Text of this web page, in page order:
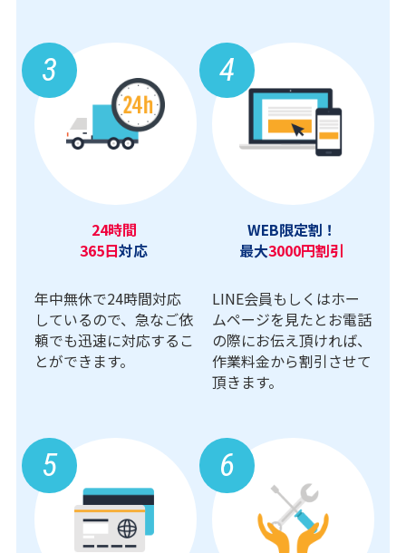
3
24時間
365日対応
年中無休で24時間対応
しているので、急なご依
頼でも迅速に対応するこ
とができます。
4
WEB限定割！
最大3000円割引
LINE会員もしくはホー
ムページを見たとお電話
の際にお伝え頂ければ、
作業料金から割引させて
頂きます。
5 6